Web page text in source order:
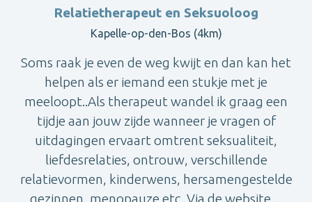
Relatietherapeut en Seksuoloog
Kapelle-op-den-Bos (4km)
Soms raak je even de weg kwijt en dan kan het
helpen als er iemand een stukje met je
meeloopt..Als therapeut wandel ik graag een
tijdje aan jouw zijde wanneer je vragen of
uitdagingen ervaart omtrent seksualiteit,
liefdesrelaties, ontrouw, verschillende
relatievormen, kinderwens, hersamengestelde
gezinnen, menopauze etc. Via de website ...